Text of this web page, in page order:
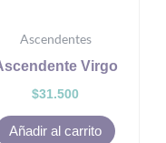
Ascendentes
Virgo
$31.500
Añadir al carrito